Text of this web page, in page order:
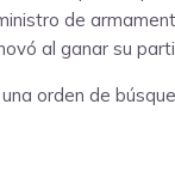
de
al ganar su
orden de